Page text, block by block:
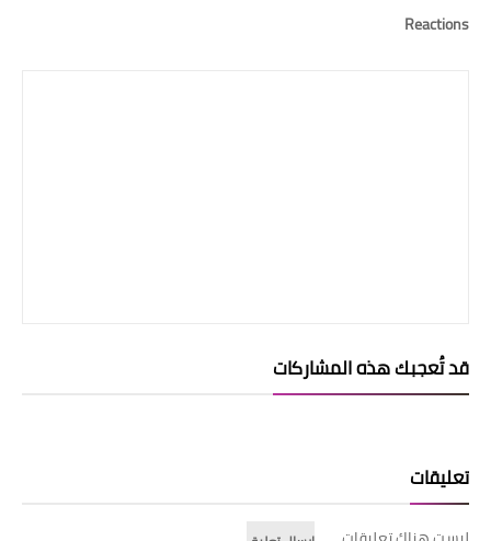
Reactions
قد تُعجبك هذه المشاركات
تعليقات